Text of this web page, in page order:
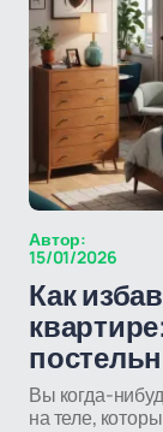
Автор:
15/01/2026
Как
Вы когда-
на теле,